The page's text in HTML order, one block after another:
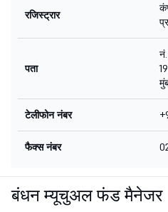
रजिस्ट्रार
पता
टेलीफोन नंबर
फैक्स नंबर
बंधन म्यूचुअल फंड मैनेजर